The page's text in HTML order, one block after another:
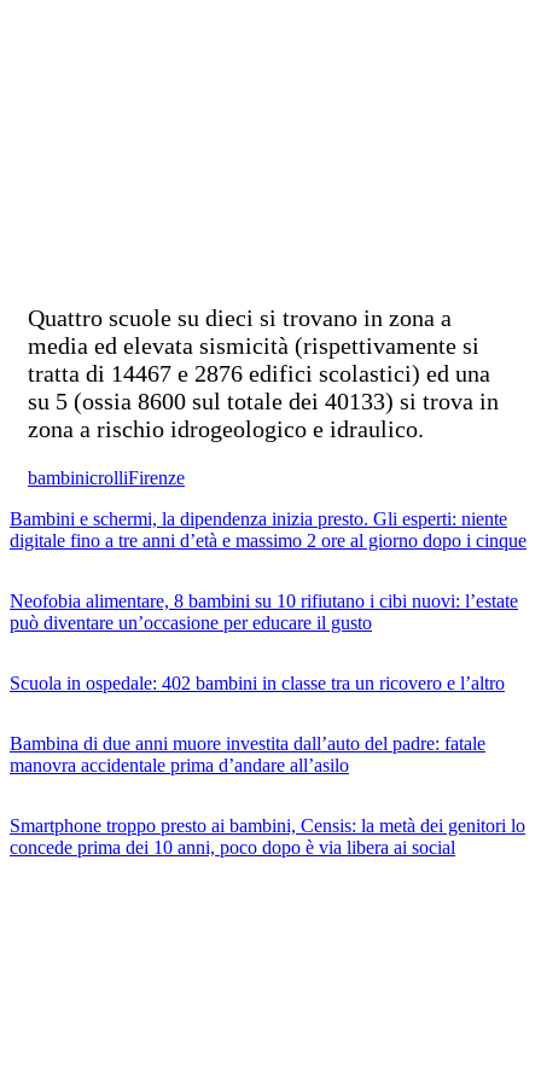
Quattro scuole su dieci si trovano in zona a
media ed elevata sismicità (rispettivamente si
tratta di 14467 e 2876 edifici scolastici) ed una
su 5 (ossia 8600 sul totale dei 40133) si trova in
zona a rischio idrogeologico e idraulico.
bambinicrolliFirenze
Bambini e schermi, la dipendenza inizia presto. Gli esperti: niente
digitale fino a tre anni d’età e massimo 2 ore al giorno dopo i cinque
Neofobia alimentare, 8 bambini su 10 rifiutano i cibi nuovi: l’estate
può diventare un’occasione per educare il gusto
Scuola in ospedale: 402 bambini in classe tra un ricovero e l’altro
Bambina di due anni muore investita dall’auto del padre: fatale
manovra accidentale prima d’andare all’asilo
Smartphone troppo presto ai bambini, Censis: la metà dei genitori lo
concede prima dei 10 anni, poco dopo è via libera ai social